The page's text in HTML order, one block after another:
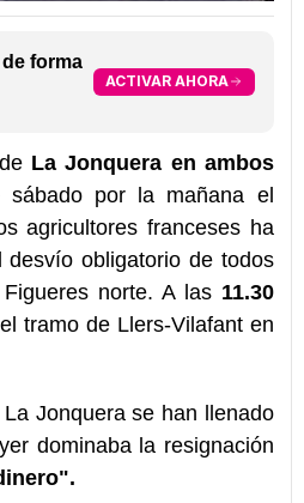
forma
ACTIVAR AHORA
La Jonquera en ambos
por la mañana el
agricultores franceses ha
obligatorio de todos
norte. A las 11.30
tramo de Llers-Vilafant en
Jonquera se han llenado
dominaba la resignación